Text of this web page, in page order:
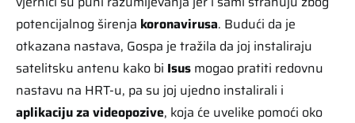
potencijalnog širenja koronavirusa. Budući da je
otkazana nastava, Gospa je tražila da joj instaliraju
satelitsku antenu kako bi Isus mogao pratiti redovnu
nastavu na HRT-u, pa su joj ujedno instalirali i
aplikaciju za videopozive, koja će uvelike pomoći oko